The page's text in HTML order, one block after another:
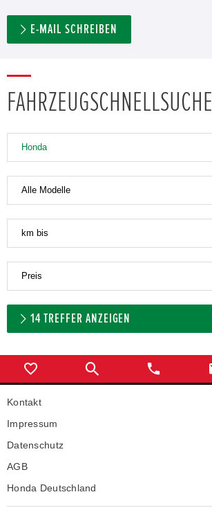
E-MAIL SCHREIBEN
FAHRZEUGSCHNELLSUCHE
Honda
Alle Modelle
km bis
Preis
14 TREFFER ANZEIGEN
Kontakt
Impressum
Datenschutz
AGB
Honda Deutschland